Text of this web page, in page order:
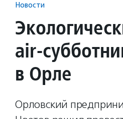
Новости
air-
в Орле
Орловский